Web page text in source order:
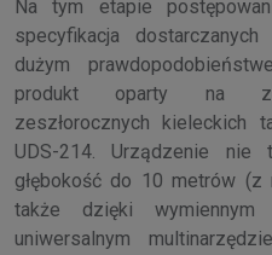
Na tym etapie
specyfikacja
dużym
produkt oparty na
zeszłorocznych kieleckich
UDS-214. Urządzenie nie
głębokość do 10 metrów
także dzięki wymiennym
uniwersalnym